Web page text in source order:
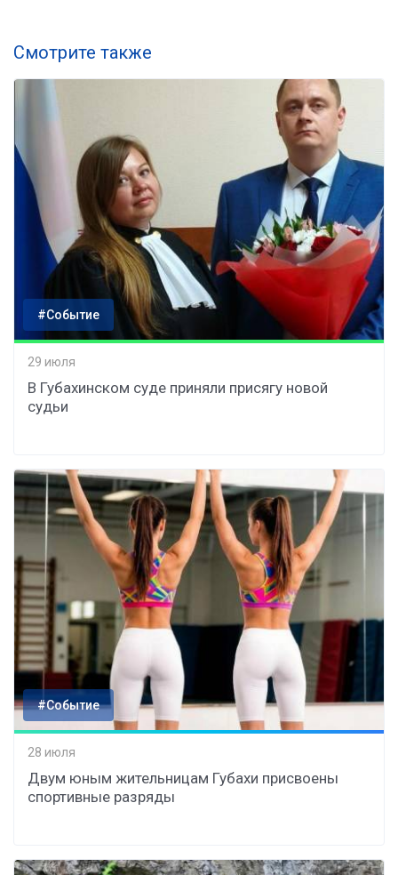
Смотрите также
#Событие
29 июля
В Губахинском суде приняли присягу новой
судьи
#Событие
28 июля
Двум юным жительницам Губахи присвоены
спортивные разряды